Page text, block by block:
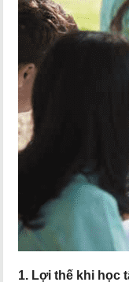
1. Lợi thế khi học